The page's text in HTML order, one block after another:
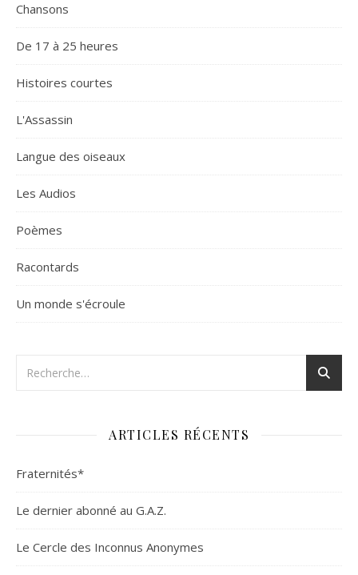
Chansons
De 17 à 25 heures
Histoires courtes
L'Assassin
Langue des oiseaux
Les Audios
Poèmes
Racontards
Un monde s'écroule
ARTICLES RÉCENTS
Fraternités*
Le dernier abonné au G.A.Z.
Le Cercle des Inconnus Anonymes